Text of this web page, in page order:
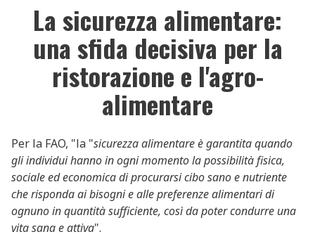
La sicurezza alimentare:
una sfida decisiva per la
ristorazione e l'agro-
alimentare
Per la FAO, "la "sicurezza alimentare è garantita quando
gli individui hanno in ogni momento la possibilità fisica,
sociale ed economica di procurarsi cibo sano e nutriente
che risponda ai bisogni e alle preferenze alimentari di
ognuno in quantità sufficiente, così da poter condurre una
vita sana e attiva".